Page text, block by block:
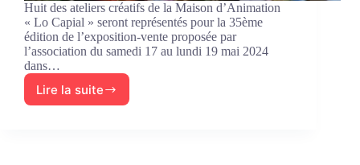
Huit des ateliers créatifs de la Maison d’Animation
« Lo Capial » seront représentés pour la 35ème
édition de l’exposition-vente proposée par
l’association du samedi 17 au lundi 19 mai 2024
dans…
Lire la suiteExposition